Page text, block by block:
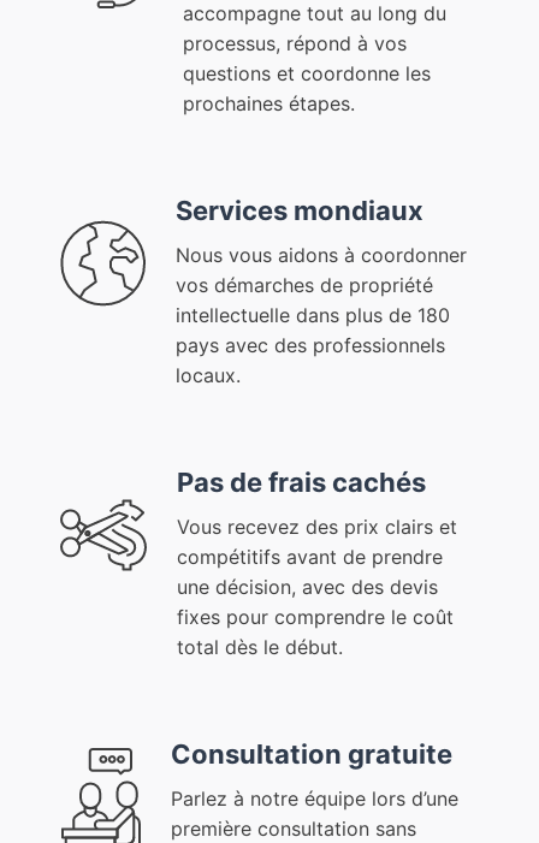
accompagne tout au long du
processus, répond à vos
questions et coordonne les
prochaines étapes.
Services mondiaux
Nous vous aidons à coordonner
vos démarches de propriété
intellectuelle dans plus de 180
pays avec des professionnels
locaux.
Pas de frais cachés
Vous recevez des prix clairs et
compétitifs avant de prendre
une décision, avec des devis
fixes pour comprendre le coût
total dès le début.
Consultation gratuite
Parlez à notre équipe lors d’une
première consultation sans